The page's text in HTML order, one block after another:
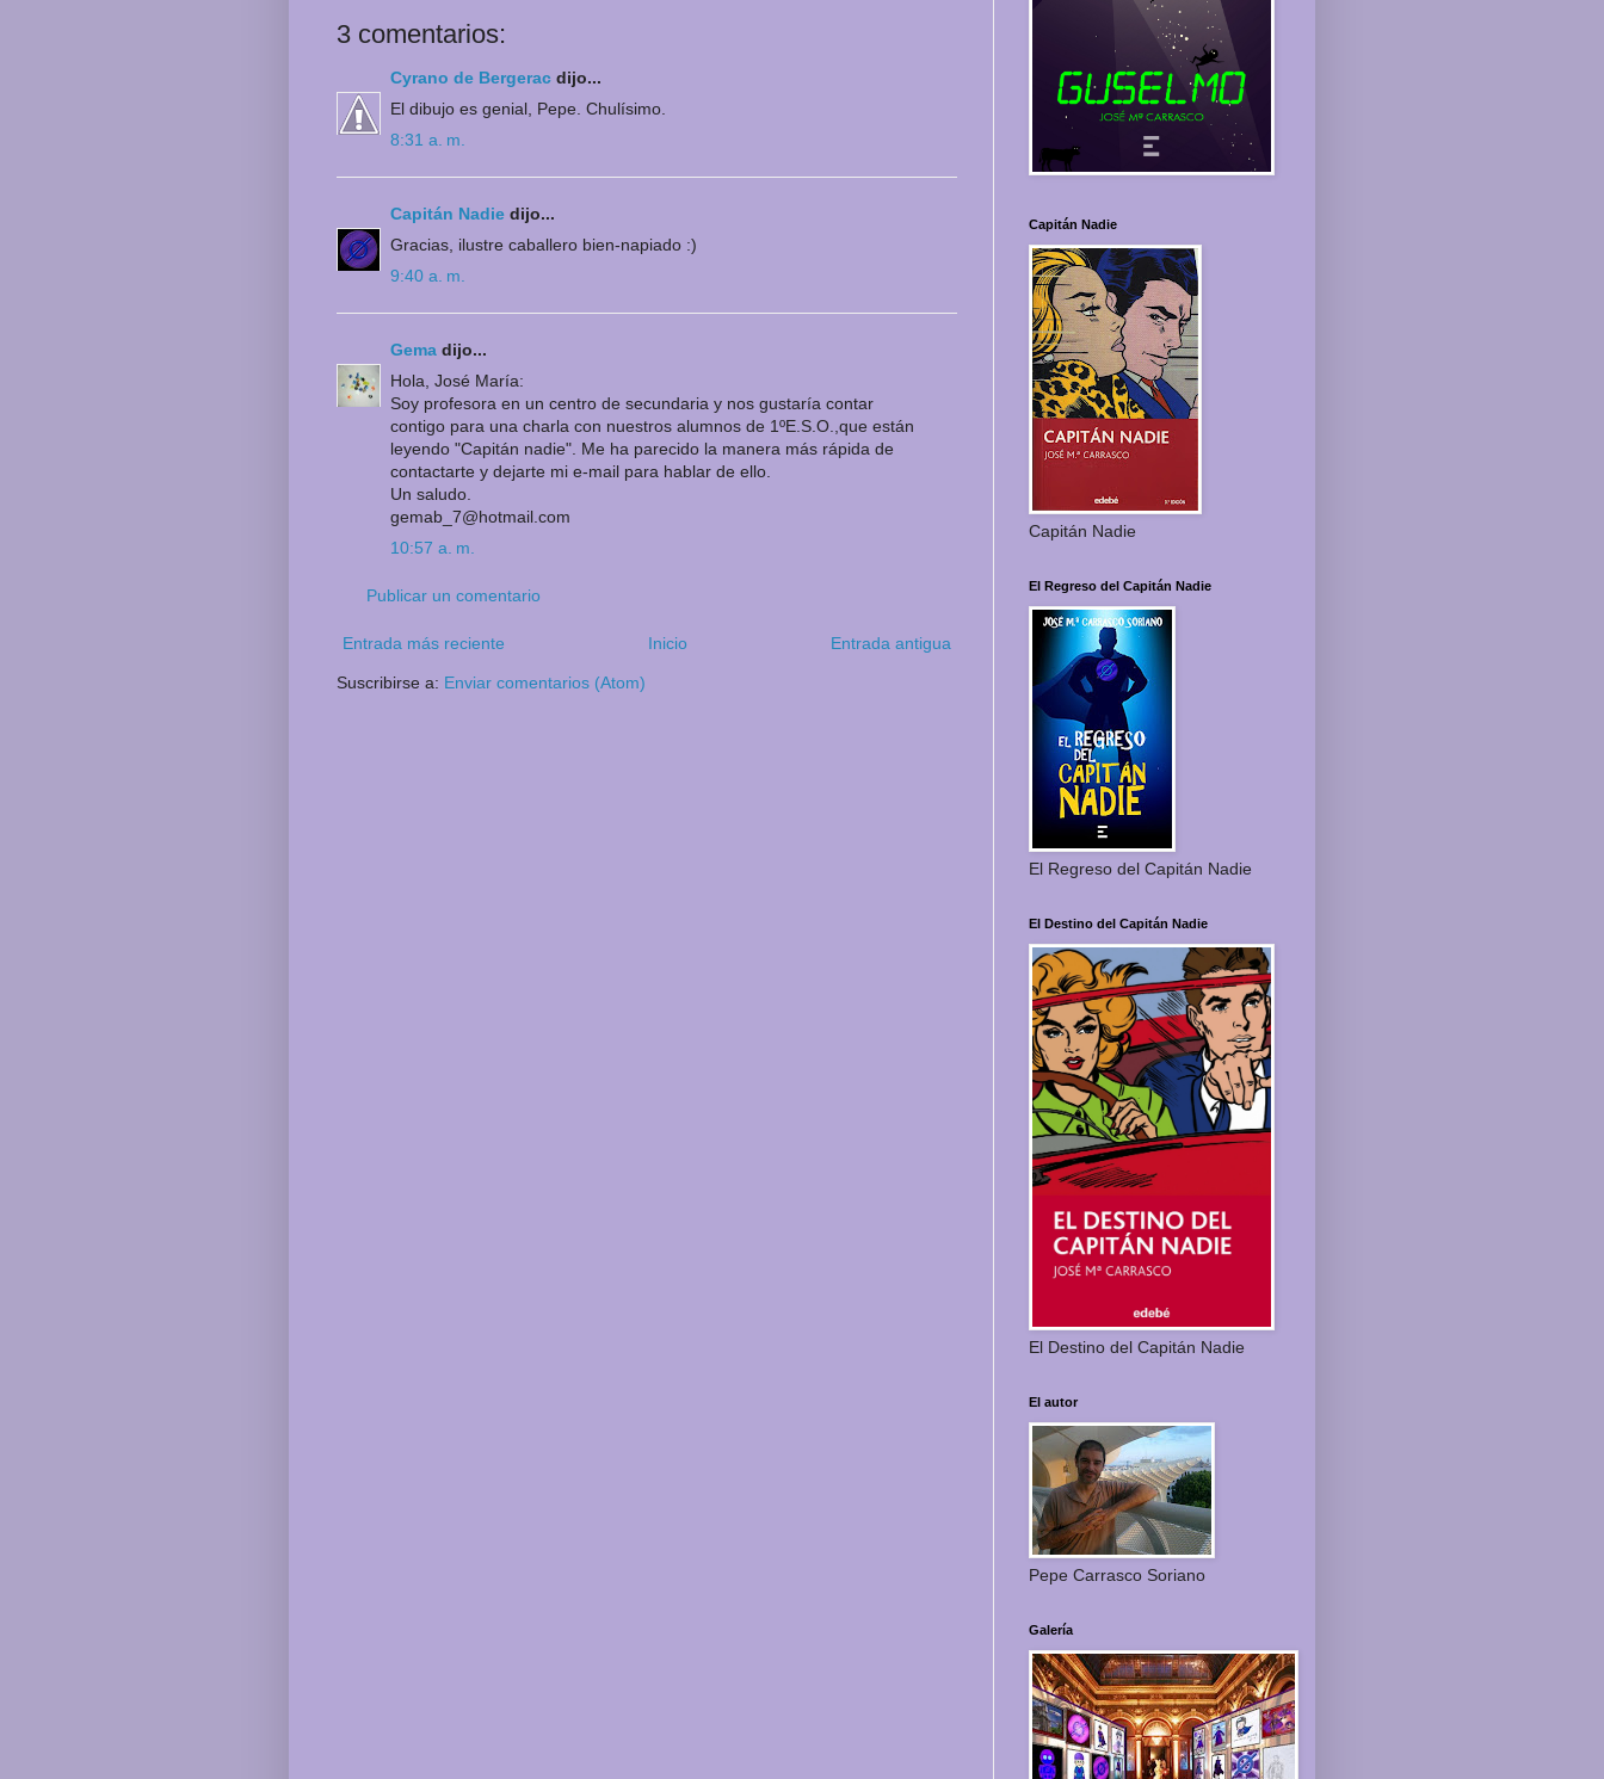
3 comentarios:
Cyrano de Bergerac dijo...
El dibujo es genial, Pepe. Chulísimo.
8:31 a. m.
Capitán Nadie dijo...
Gracias, ilustre caballero bien-napiado :)
9:40 a. m.
Gema dijo...
Hola, José María:
Soy profesora en un centro de secundaria y nos gustaría contar
contigo para una charla con nuestros alumnos de 1ºE.S.O.,que están
leyendo "Capitán nadie". Me ha parecido la manera más rápida de
contactarte y dejarte mi e-mail para hablar de ello.
Un saludo.
gemab_7@hotmail.com
10:57 a. m.
Publicar un comentario
Entrada más reciente Entrada antigua
Inicio
Suscribirse a: Enviar comentarios (Atom)
Capitán Nadie
Capitán Nadie
El Regreso del Capitán Nadie
El Regreso del Capitán Nadie
El Destino del Capitán Nadie
El Destino del Capitán Nadie
El autor
Pepe Carrasco Soriano
Galería